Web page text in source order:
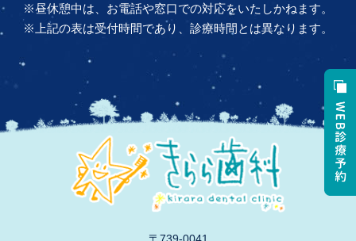
※昼休憩中は、お電話や窓口での対応をいたしかねます。
※上記の表は受付時間であり、診療時間とは異なります。
〒739-0041